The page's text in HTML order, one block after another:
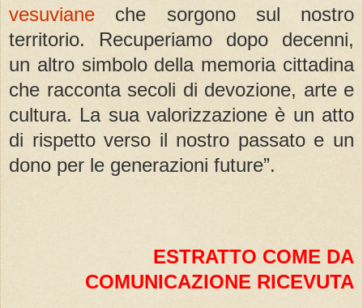
vesuviane che sorgono sul nostro
territorio. Recuperiamo dopo decenni,
un altro simbolo della memoria cittadina
che racconta secoli di devozione, arte e
cultura. La sua valorizzazione è un atto
di rispetto verso il nostro passato e un
dono per le generazioni future”.
ESTRATTO COME DA
COMUNICAZIONE RICEVUTA